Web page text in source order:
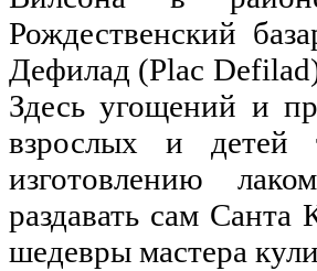
Рождественский
Дефилад (Plac
Здесь угощений и
взрослых и детей
изготовлению
раздавать сам
шедевры мастера